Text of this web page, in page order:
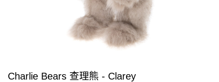
Charlie Bears 查理熊 - Clarey